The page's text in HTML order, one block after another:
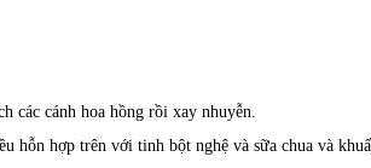
các cánh hoa hồng rồi xay nhuyễn.
hỗn hợp trên với tinh bột nghệ và sữa chua và